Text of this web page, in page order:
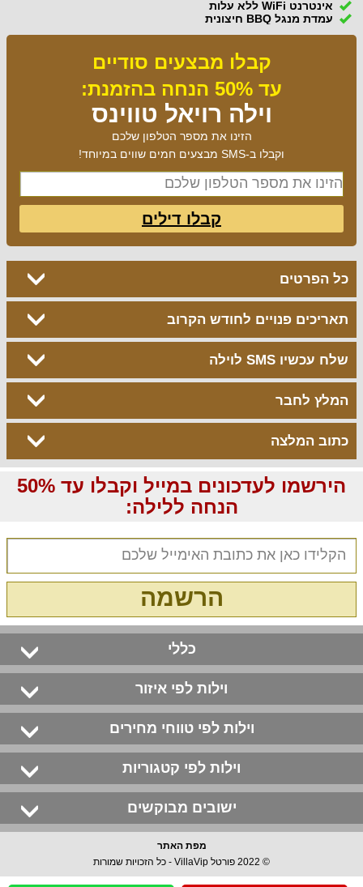
אינטרנט WiFi ללא עלות
עמדת מנגל BBQ חיצונית
קבלו מבצעים סודיים
עד 50% הנחה בהזמנת:
וילה רויאל טווינס
הזינו את מספר הטלפון שלכם
וקבלו ב-SMS מבצעים חמים שווים במיוחד!
קבלו דילים
כל הפרטים
תאריכים פנויים לחודש הקרוב
שלח עכשיו SMS לוילה
המלץ לחבר
כתוב המלצה
הירשמו לעדכונים במייל וקבלו עד 50%
הנחה ללילה:
הרשמה
כללי
וילות לפי איזור
וילות לפי טווחי מחירים
וילות לפי קטגוריות
ישובים מבוקשים
מפת האתר
© 2022 פורטל VillaVip - כל הזכויות שמורות